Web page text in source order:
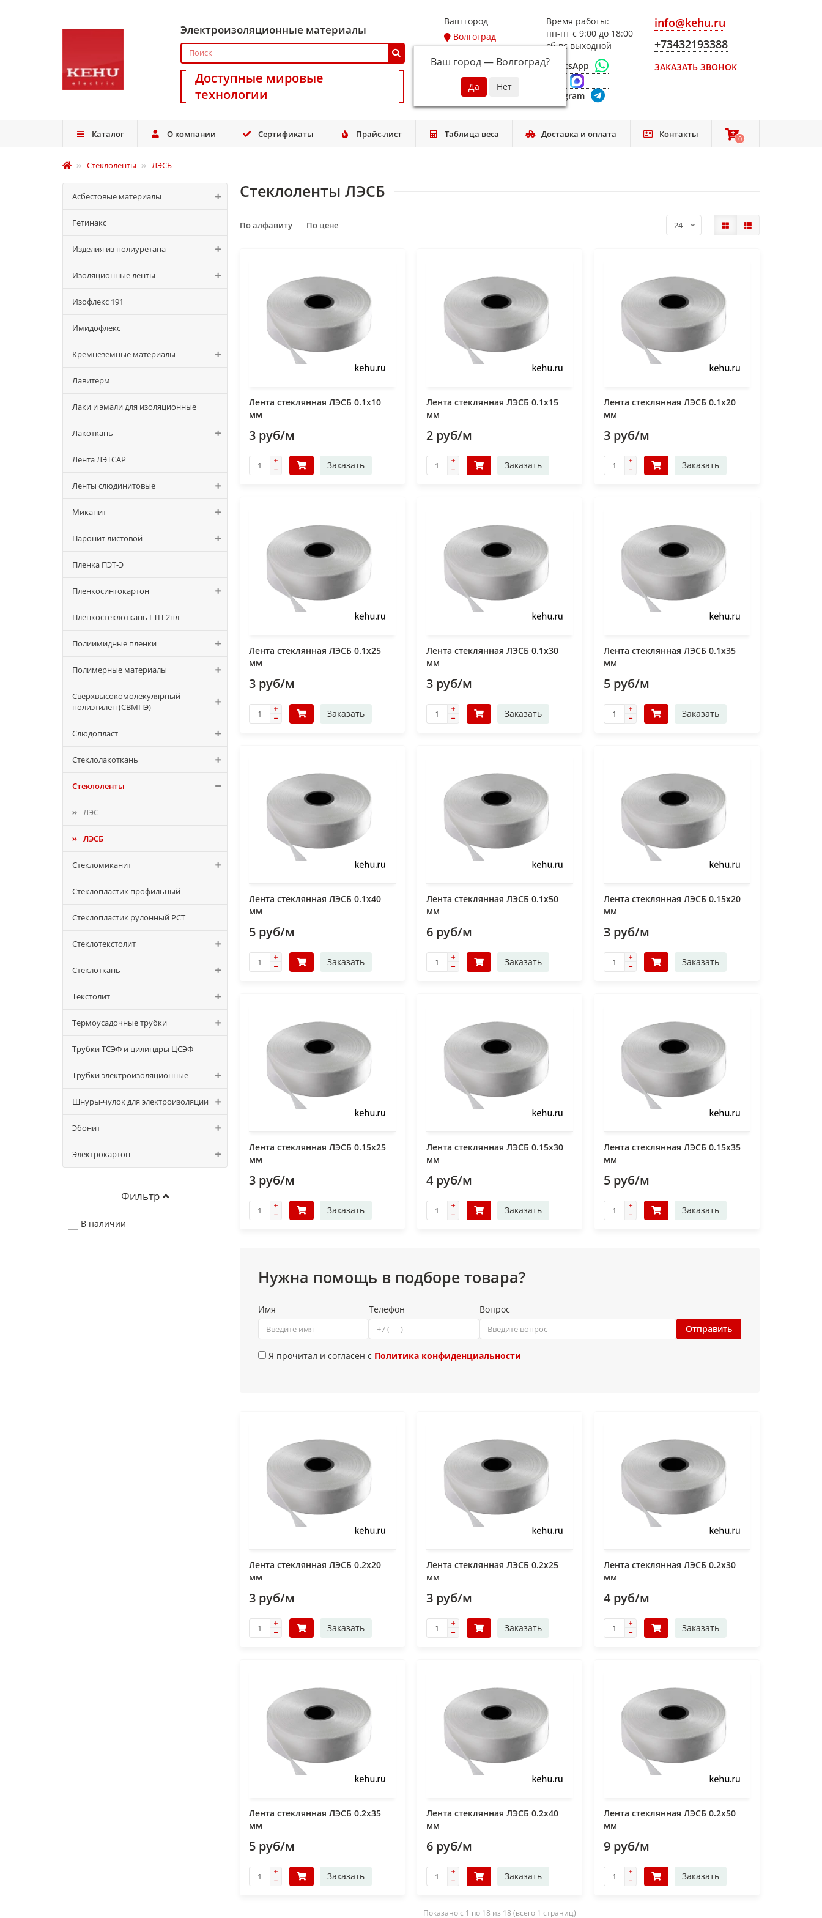
Электроизоляционные материалы
Доступные мировые
технологии
Ваш город
Волгоград
Ваш город — Волгоград?
Время работы:
пн-пт с 9:00 до 18:00
сб-вс выходной
WhatsApp
Telegram
info@kehu.ru
+73432193388
ЗАКАЗАТЬ ЗВОНОК
Каталог О компании Сертификаты Прайс-лист Таблица веса Доставка и оплата Контакты 0
0
Стеклоленты ЛЭСБ
Асбестовые материалы
Гетинакс
Изделия из полиуретана
Изоляционные ленты
Изофлекс 191
Имидофлекс
Кремнеземные материалы
Лавитерм
Лаки и эмали для изоляционные
Лакоткань
Лента ЛЭТСАР
Ленты слюдинитовые
Миканит
Паронит листовой
Пленка ПЭТ-Э
Пленкосинтокартон
Пленкостеклоткань ГТП-2пл
Полиимидные пленки
Полимерные материалы
Сверхвысокомолекулярный
полиэтилен (СВМПЭ)
Слюдопласт
Стеклолакоткань
Стеклоленты
ЛЭС
ЛЭСБ
Стекломиканит
Стеклопластик профильный
Стеклопластик рулонный РСТ
Стеклотекстолит
Стеклоткань
Текстолит
Термоусадочные трубки
Трубки ТСЭФ и цилиндры ЦСЭФ
Трубки электроизоляционные
Шнуры-чулок для электроизоляции
Эбонит
Электрокартон
Фильтр
В наличии
Стеклоленты ЛЭСБ
По алфавиту По цене
Лента стеклянная ЛЭСБ 0.1х10
мм
3 руб/м
Заказать
Лента стеклянная ЛЭСБ 0.1х15
мм
2 руб/м
Заказать
Лента стеклянная ЛЭСБ 0.1х20
мм
3 руб/м
Заказать
Лента стеклянная ЛЭСБ 0.1х25
мм
3 руб/м
Заказать
Лента стеклянная ЛЭСБ 0.1х30
мм
3 руб/м
Заказать
Лента стеклянная ЛЭСБ 0.1х35
мм
5 руб/м
Заказать
Лента стеклянная ЛЭСБ 0.1х40
мм
5 руб/м
Заказать
Лента стеклянная ЛЭСБ 0.1х50
мм
6 руб/м
Заказать
Лента стеклянная ЛЭСБ 0.15х20
мм
3 руб/м
Заказать
Лента стеклянная ЛЭСБ 0.15х25
мм
3 руб/м
Заказать
Лента стеклянная ЛЭСБ 0.15х30
мм
4 руб/м
Заказать
Лента стеклянная ЛЭСБ 0.15x35
мм
5 руб/м
Заказать
Нужна помощь в подборе товара?
Имя Телефон
Вопрос
Отправить
Я прочитал и согласен с Политика конфиденциальности
Лента стеклянная ЛЭСБ 0.2х20
мм
3 руб/м
Заказать
Лента стеклянная ЛЭСБ 0.2х25
мм
3 руб/м
Заказать
Лента стеклянная ЛЭСБ 0.2х30
мм
4 руб/м
Заказать
Лента стеклянная ЛЭСБ 0.2x35
мм
5 руб/м
Заказать
Лента стеклянная ЛЭСБ 0.2х40
мм
6 руб/м
Заказать
Лента стеклянная ЛЭСБ 0.2х50
мм
9 руб/м
Заказать
Показано с 1 по 18 из 18 (всего 1 страниц)